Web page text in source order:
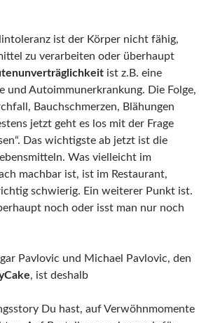
ist der Körper nicht fähig,
zu verarbeiten oder überhaupt
ist z.B. eine
und Autoimmunerkrankung. Die Folge,
Bauchschmerzen, Blähungen
jetzt geht es los mit der Frage
Das wichtigste ab jetzt ist die
Was vielleicht im
machbar ist, ist im Restaurant,
schwierig. Ein weiterer Punkt ist.
noch oder isst man nur noch
Pavlovic und Michael Pavlovic, den
, ist deshalb
Du hast, auf Verwöhnmomente